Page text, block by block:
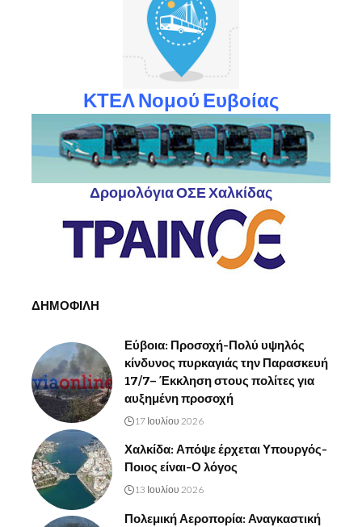
ΚΤΕΛ Νομού Ευβοίας
Δρομολόγια ΟΣΕ Χαλκίδας
ΔΗΜΟΦΙΛΗ
Εύβοια: Προσοχή-Πολύ υψηλός
κίνδυνος πυρκαγιάς την Παρασκευή
17/7– Έκκληση στους πολίτες για
αυξημένη προσοχή
17 Ιουλίου 2026
Χαλκίδα: Απόψε έρχεται Υπουργός-
Ποιος είναι-Ο λόγος
13 Ιουλίου 2026
Πολεμική Αεροπορία: Αναγκαστική